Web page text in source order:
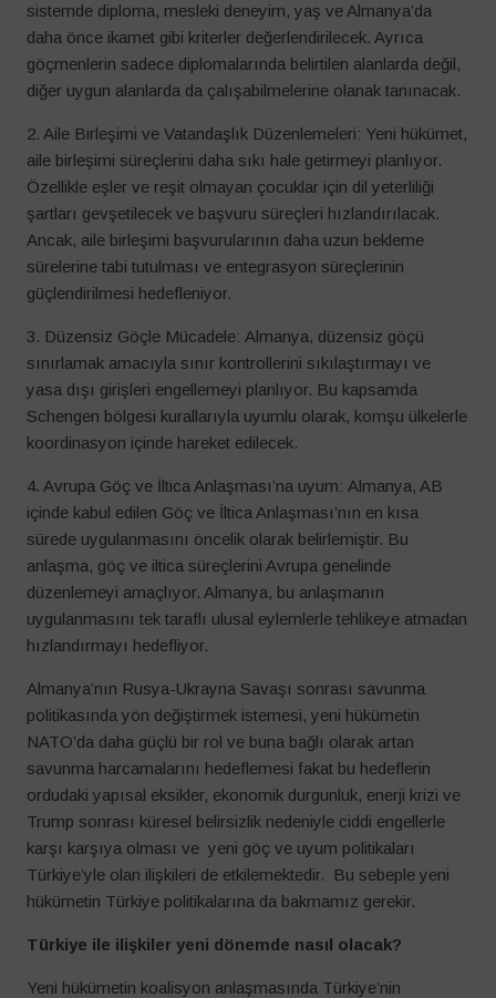
sistemde diploma, mesleki deneyim, yaş ve Almanya’da
daha önce ikamet gibi kriterler değerlendirilecek. Ayrıca
göçmenlerin sadece diplomalarında belirtilen alanlarda değil,
diğer uygun alanlarda da çalışabilmelerine olanak tanınacak.
2. Aile Birleşimi ve Vatandaşlık Düzenlemeleri: Yeni hükümet,
aile birleşimi süreçlerini daha sıkı hale getirmeyi planlıyor.
Özellikle eşler ve reşit olmayan çocuklar için dil yeterliliği
şartları gevşetilecek ve başvuru süreçleri hızlandırılacak.
Ancak, aile birleşimi başvurularının daha uzun bekleme
sürelerine tabi tutulması ve entegrasyon süreçlerinin
güçlendirilmesi hedefleniyor.
3. Düzensiz Göçle Mücadele: Almanya, düzensiz göçü
sınırlamak amacıyla sınır kontrollerini sıkılaştırmayı ve
yasa dışı girişleri engellemeyi planlıyor. Bu kapsamda
Schengen bölgesi kurallarıyla uyumlu olarak, komşu ülkelerle
koordinasyon içinde hareket edilecek.
4. Avrupa Göç ve İltica Anlaşması’na uyum: Almanya, AB
içinde kabul edilen Göç ve İltica Anlaşması’nın en kısa
sürede uygulanmasını öncelik olarak belirlemiştir. Bu
anlaşma, göç ve iltica süreçlerini Avrupa genelinde
düzenlemeyi amaçlıyor. Almanya, bu anlaşmanın
uygulanmasını tek taraflı ulusal eylemlerle tehlikeye atmadan
hızlandırmayı hedefliyor.
Almanya’nın Rusya-Ukrayna Savaşı sonrası savunma
politikasında yön değiştirmek istemesi, yeni hükümetin
NATO’da daha güçlü bir rol ve buna bağlı olarak artan
savunma harcamalarını hedeflemesi fakat bu hedeflerin
ordudaki yapısal eksikler, ekonomik durgunluk, enerji krizi ve
Trump sonrası küresel belirsizlik nedeniyle ciddi engellerle
karşı karşıya olması ve yeni göç ve uyum politikaları
Türkiye’yle olan ilişkileri de etkilemektedir. Bu sebeple yeni
hükümetin Türkiye politikalarına da bakmamız gerekir.
Türkiye ile ilişkiler yeni dönemde nasıl olacak?
Yeni hükümetin koalisyon anlaşmasında Türkiye’nin
Bülten Aboneliği
Güncellemelerden haberdar olmak için bültenimize abone
İsim *